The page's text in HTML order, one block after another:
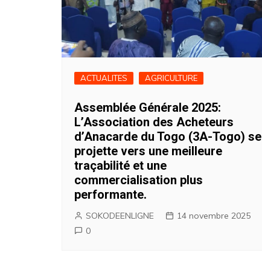
ACTUALITES AGRICULTURE
Assemblée Générale 2025:
L’Association des Acheteurs
d’Anacarde du Togo (3A-Togo) se
projette vers une meilleure
traçabilité et une
commercialisation plus
performante.
SOKODEENLIGNE
14 novembre 2025
0